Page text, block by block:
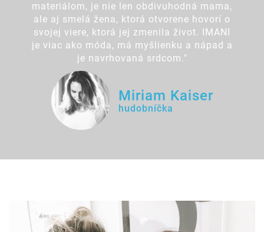
materiálom, je nie len obdivuhodná mama,
ale aj smelá žena, ktorá otvorene hovorí o
svojej viere, ktorá jej zmenila život. IMANI
je viac ako móda, má myšlienku a nápad a
je navrhovaná srdcom."
Miriam Kaiser
hudobníčka